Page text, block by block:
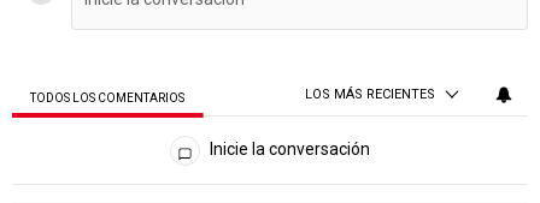
TODOS LOS COMENTARIOS LOS MÁS RECIENTES
Todos los comentarios
Inicie la conversación